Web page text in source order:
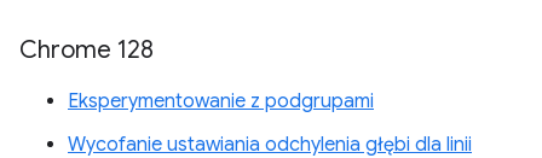
Chrome 128
Eksperymentowanie z podgrupami
Wycofanie ustawiania odchylenia głębi dla linii